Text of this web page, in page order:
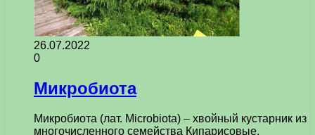
26.07.2022
0
Микробиота
Микробиота (лат. Microbiota) – хвойный кустарник из
многочисленного семейства Кипарисовые.